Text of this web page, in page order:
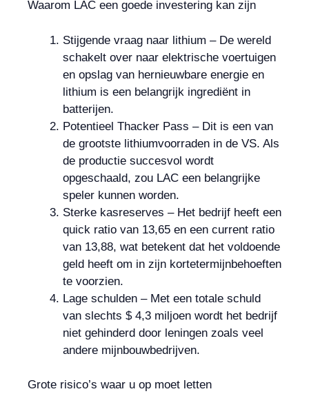
Waarom LAC een goede investering kan zijn
Stijgende vraag naar lithium – De wereld
schakelt over naar elektrische voertuigen
en opslag van hernieuwbare energie en
lithium is een belangrijk ingrediënt in
batterijen.
Potentieel Thacker Pass – Dit is een van
de grootste lithiumvoorraden in de VS. Als
de productie succesvol wordt
opgeschaald, zou LAC een belangrijke
speler kunnen worden.
Sterke kasreserves – Het bedrijf heeft een
quick ratio van 13,65 en een current ratio
van 13,88, wat betekent dat het voldoende
geld heeft om in zijn kortetermijnbehoeften
te voorzien.
Lage schulden – Met een totale schuld
van slechts $ 4,3 miljoen wordt het bedrijf
niet gehinderd door leningen zoals veel
andere mijnbouwbedrijven.
Grote risico’s waar u op moet letten